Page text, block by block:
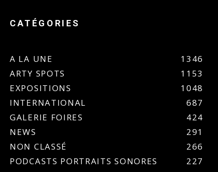
CATÉGORIES
A LA UNE
1346
ARTY SPOTS
1153
EXPOSITIONS
1048
INTERNATIONAL
687
GALERIE FOIRES
424
NEWS
291
NON CLASSÉ
266
PODCASTS PORTRAITS SONORES
227